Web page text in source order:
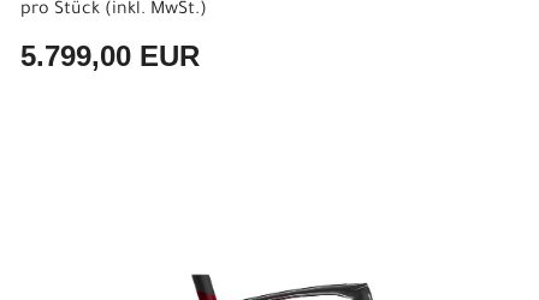
pro Stück (inkl. MwSt.)
5.799,00 EUR